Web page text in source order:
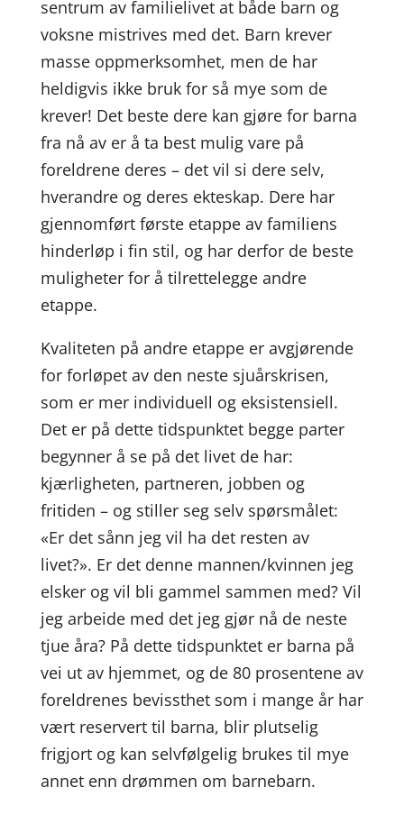
sentrum av familielivet at både barn og
voksne mistrives med det. Barn krever
masse oppmerksomhet, men de har
heldigvis ikke bruk for så mye som de
krever! Det beste dere kan gjøre for barna
fra nå av er å ta best mulig vare på
foreldrene deres – det vil si dere selv,
hverandre og deres ekteskap. Dere har
gjennomført første etappe av familiens
hinderløp i fin stil, og har derfor de beste
muligheter for å tilrettelegge andre
etappe.
Kvaliteten på andre etappe er avgjørende
for forløpet av den neste sjuårskrisen,
som er mer individuell og eksistensiell.
Det er på dette tidspunktet begge parter
begynner å se på det livet de har:
kjærligheten, partneren, jobben og
fritiden – og stiller seg selv spørsmålet:
«Er det sånn jeg vil ha det resten av
livet?». Er det denne mannen/kvinnen jeg
elsker og vil bli gammel sammen med? Vil
jeg arbeide med det jeg gjør nå de neste
tjue åra? På dette tidspunktet er barna på
vei ut av hjemmet, og de 80 prosentene av
foreldrenes bevissthet som i mange år har
vært reservert til barna, blir plutselig
frigjort og kan selvfølgelig brukes til mye
annet enn drømmen om barnebarn.